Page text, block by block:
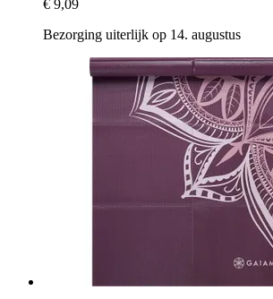
€ 9,09
Bezorging uiterlijk op 14. augustus